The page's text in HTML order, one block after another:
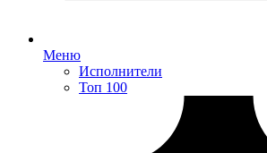
Меню
Исполнители
Топ 100